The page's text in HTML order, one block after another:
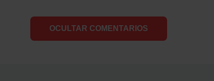
OCULTAR COMENTARIOS